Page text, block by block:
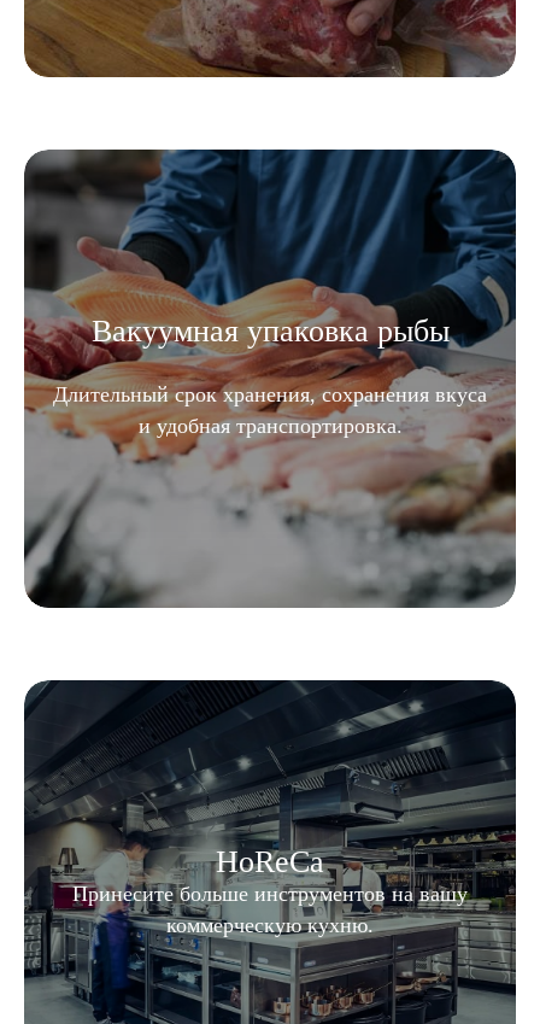
Вакуумная упаковка рыбы
Длительный срок хранения, сохранения вкуса
и удобная транспортировка.
HoReCa
Принесите больше инструментов на вашу
коммерческую кухню.